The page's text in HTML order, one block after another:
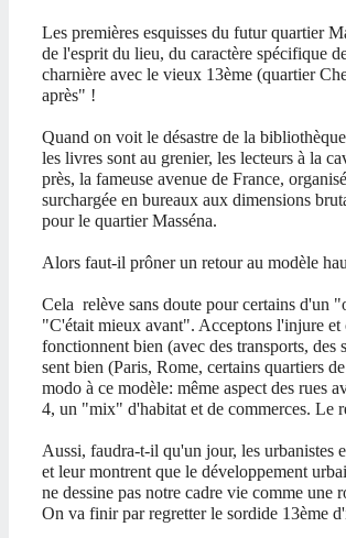
Les premières esquisses du futur quartier
de l'esprit du lieu, du caractère spécifique
charnière avec le vieux 13ème (quartier
après" !
Quand on voit le désastre de la
les livres sont au grenier, les lecteurs à la
près, la fameuse avenue de France,
surchargée en bureaux aux dimensions
pour le quartier Masséna.
Alors faut-il prôner un retour au modèle
Cela relève sans doute pour certains d'un
"C'était mieux avant". Acceptons l'injure et
fonctionnent bien (avec des transports, des
sent bien (Paris, Rome, certains quartiers
modo à ce modèle: même aspect des rues
4, un "mix" d'habitat et de commerces. Le
Aussi, faudra-t-il qu'un jour, les urbanistes
et leur montrent que le développement
ne dessine pas notre cadre vie comme une
On va finir par regretter le sordide 13ème